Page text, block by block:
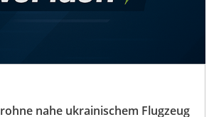
nahe ukrainischem Flugzeug